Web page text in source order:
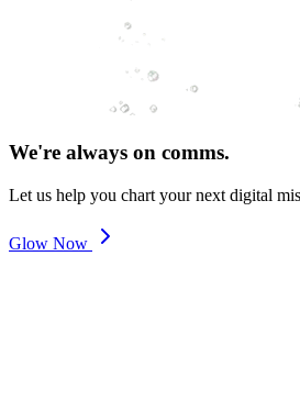
We're always on comms.
Let us help you chart your next digital
Glow Now